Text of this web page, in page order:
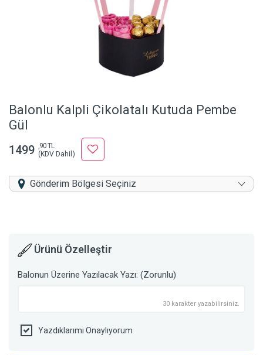
Balonlu Kalpli Çikolatalı Kutuda Pembe
Gül
1499 ,90 TL
(KDV Dahil)
Gönderim Bölgesi Seçiniz
Ürünü Özelleştir
Balonun Üzerine Yazılacak Yazı: (Zorunlu)
30 karakter yazabilirsiniz.
Yazdıklarımı Onaylıyorum